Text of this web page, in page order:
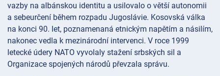
vazby na albánskou identitu a usilovalo o větší autonomii
a sebeurčení během rozpadu Jugoslávie. Kosovská válka
na konci 90. let, poznamenaná etnickým napětím a násilím,
nakonec vedla k mezinárodní intervenci. V roce 1999
letecké údery NATO vyvolaly stažení srbských sil a
Organizace spojených národů převzala správu.